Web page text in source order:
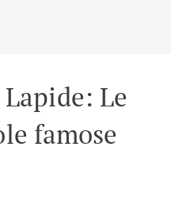
Le
famose